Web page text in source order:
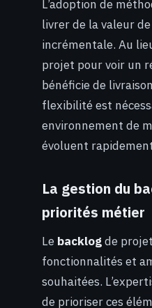
L’adoption de
livrer de la valeur
incrémentale. Au
projet pour voir un
bénéficie de
flexibilité est
environnement de
évoluent
La gestion du
priorités métier
Le backlogde
fonctionnalités et
souhaitées.
de prioriser ces